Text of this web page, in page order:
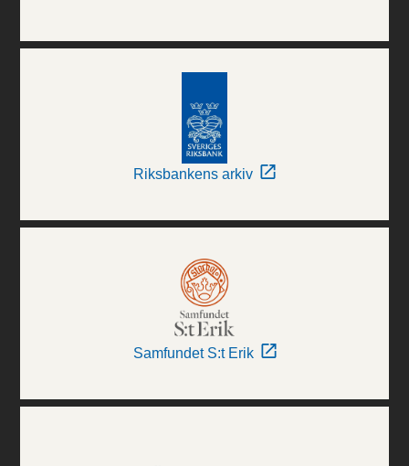
Riksbankens arkiv
Samfundet S:t Erik